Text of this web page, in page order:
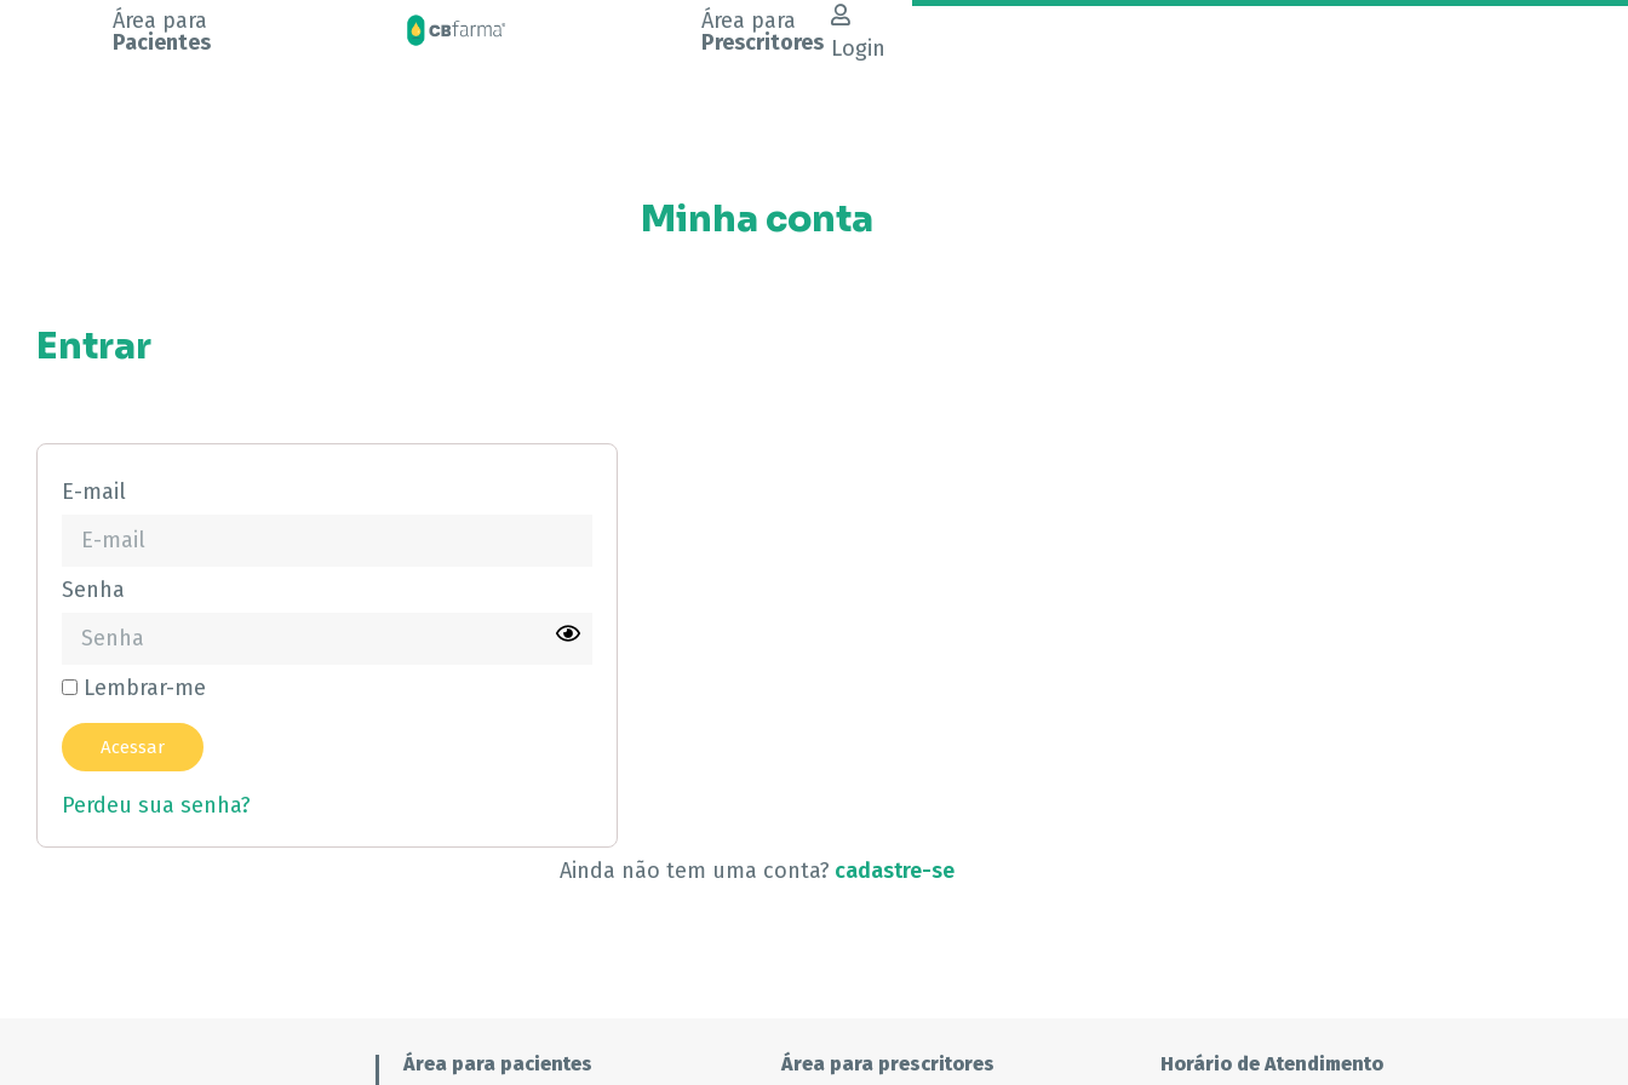
Área para
Pacientes
Área para
Prescritores Login
Minha conta
Entrar
E-mail
Senha
Lembrar-me
Perdeu sua senha?
Ainda não tem uma conta? cadastre-se
Área para pacientes Área para prescritores Horário de Atendimento